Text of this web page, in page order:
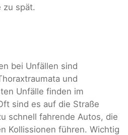
zu spät.
bei Unfällen sind
und
Unfälle finden im
sind es auf die Straße
schnell fahrende Autos, die
Kollissionen führen. Wichtig